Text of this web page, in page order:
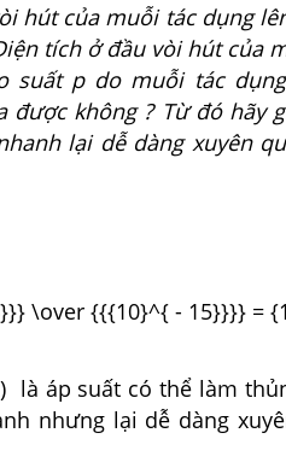
hút của muỗi tác dụng
tích ở đầu vòi hút của
suất p do muỗi tác
được không ? Từ đó hãy
lại dễ dàng xuyên
\over {{{10}^{ - 15}}}} =
là áp suất có thể làm
nhưng lại dễ dàng